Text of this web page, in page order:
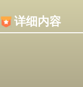
详细内容